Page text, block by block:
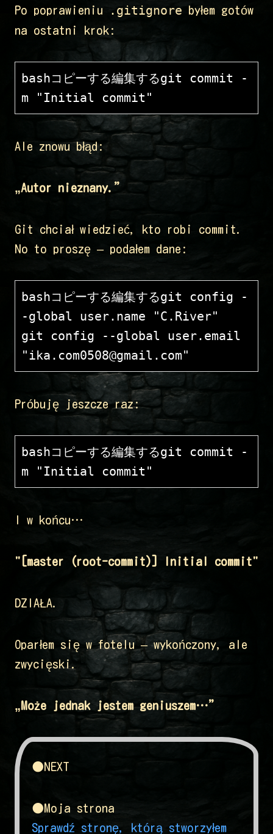
Po poprawieniu .gitignore byłem gotów
na ostatni krok:
bashコピーする編集するgit commit -
Ale znowu błąd:
„Autor nieznany.”
Git chciał wiedzieć, kto robi commit.
No to proszę – podałem dane:
bashコピーする編集するgit config -
-global user.name "C.River"
git config --global user.email
Próbuję jeszcze raz:
bashコピーする編集するgit commit -
I w końcu…
"[master (root-commit)] Initial commit"
DZIAŁA.
Oparłem się w fotelu – wykończony, ale
zwycięski.
„Może jednak jestem geniuszem…”
●NEXT
●Moja strona
Sprawdź stronę, którą stworzyłem